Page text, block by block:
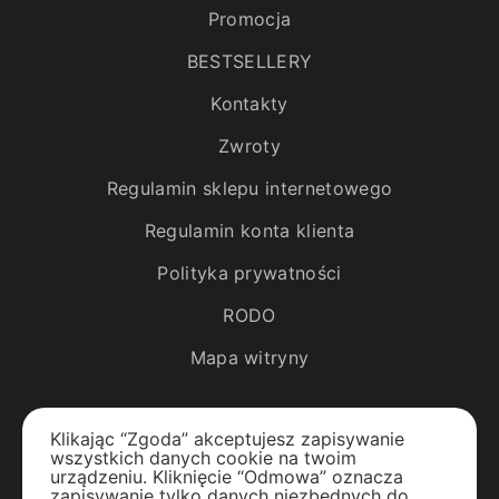
Promocja
BESTSELLERY
Kontakty
Zwroty
Regulamin sklepu internetowego
Regulamin konta klienta
Polityka prywatności
RODO
Mapa witryny
Katalog
Rośliny egzotyczne
Klikając “Zgoda” akceptujesz zapisywanie
wszystkich danych cookie na twoim
urządzeniu. Kliknięcie “Odmowa” oznacza